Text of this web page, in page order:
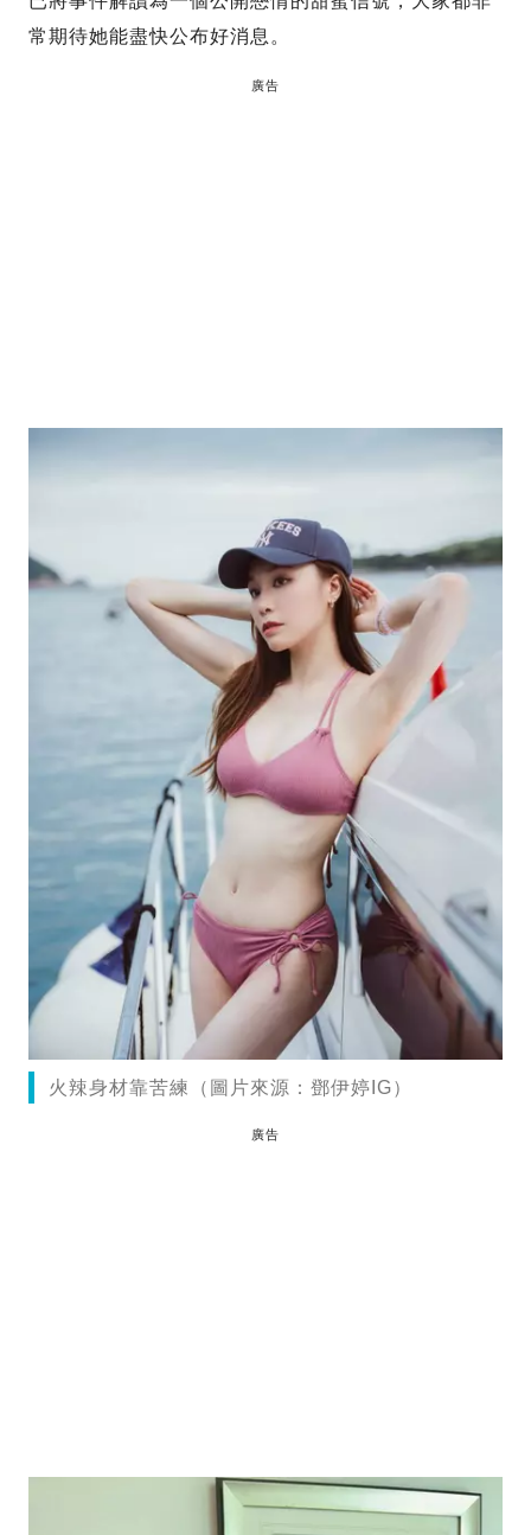
常期待她能盡快公布好消息。
廣告
火辣身材靠苦練（圖片來源：鄧伊婷IG）
廣告